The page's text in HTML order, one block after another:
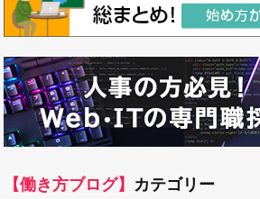
【働き方ブログ】 カテゴリー